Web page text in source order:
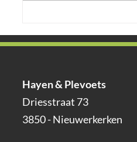
de huidige wetgeving
Hayen & Plevoets
Driesstraat 73
3850 - Nieuwerkerken